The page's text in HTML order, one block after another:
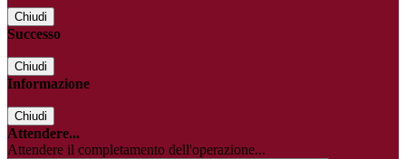
Chiudi
Successo
Chiudi
Informazione
Chiudi
Attendere...
Attendere il completamento dell'operazione...